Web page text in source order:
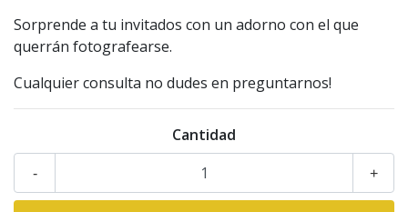
Sorprende a tu invitados con un adorno con el que
querrán fotografearse.
Cualquier consulta no dudes en preguntarnos!
Cantidad
+
-